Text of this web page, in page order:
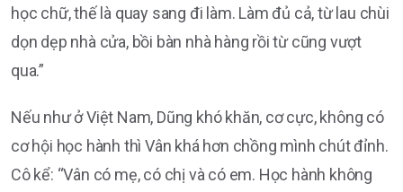
học chữ, thế là quay sang đi làm. Làm đủ cả, từ lau chùi
dọn dẹp nhà cửa, bồi bàn nhà hàng rồi từ cũng vượt
qua.”
Nếu như ở Việt Nam, Dũng khó khăn, cơ cực, không có
cơ hội học hành thì Vân khá hơn chồng mình chút đỉnh.
Cô kể: “Vân có mẹ, có chị và có em. Học hành không